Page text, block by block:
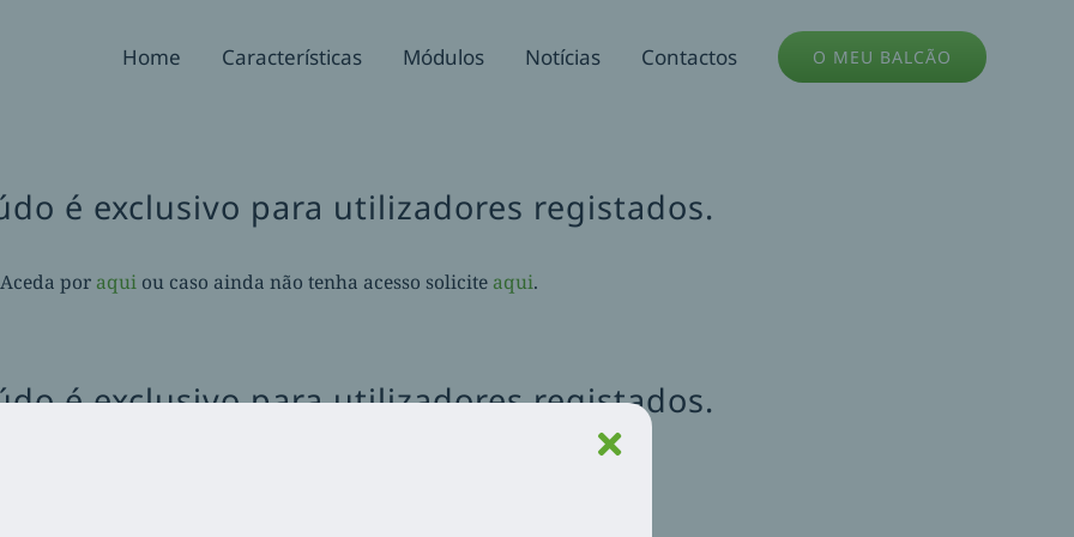
Home Características Módulos Notícias Contactos O MEU BALCÃO
é exclusivo para utilizadores registados.
Aceda por aquiou caso ainda não tenha acesso solicite aqui.
é exclusivo para utilizadores registados.